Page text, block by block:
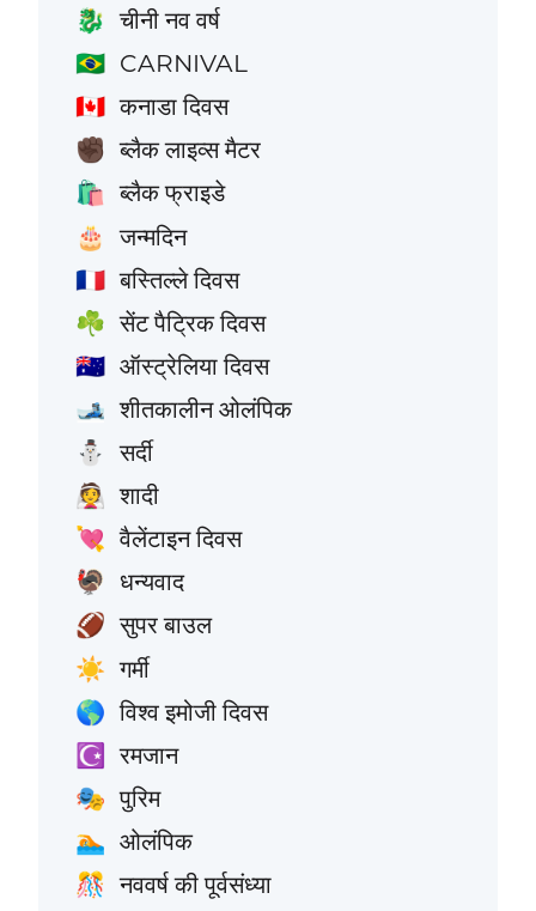
🐉 चीनी नव वर्ष
🇧🇷 CARNIVAL
🇨🇦 कनाडा दिवस
✊🏿 ब्लैक लाइव्स मैटर
🛍️ ब्लैक फ्राइडे
🎂 जन्मदिन
🇫🇷 बस्तिल्ले दिवस
☘️ सेंट पैट्रिक दिवस
🇦🇺 ऑस्ट्रेलिया दिवस
🎿 शीतकालीन ओलंपिक
⛄ सर्दी
👰 शादी
💘 वैलेंटाइन दिवस
🦃 धन्यवाद
🏈 सुपर बाउल
☀️ गर्मी
🌎 विश्व इमोजी दिवस
☪️ रमजान
🎭 पुरिम
🏊 ओलंपिक
🎊 नववर्ष की पूर्वसंध्या